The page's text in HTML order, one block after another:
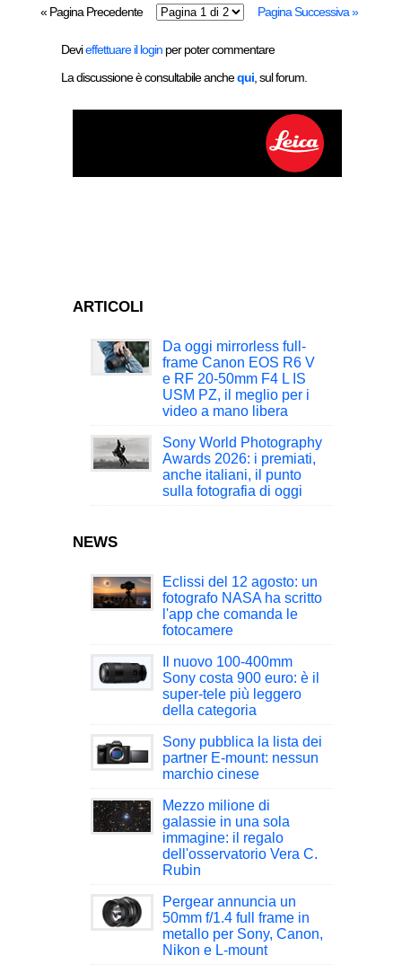
« Pagina Precedente Pagina Successiva »
Devieffettuare il login per poter commentare
La discussione è consultabile anchequi , sul forum.
ARTICOLI
Da oggi mirrorless full-
frame Canon EOS R6 V
e RF 20-50mm F4 L IS
USM PZ, il meglio per i
video a mano libera
Sony World Photography
Awards 2026: i premiati,
anche italiani, il punto
sulla fotografia di oggi
NEWS
Eclissi del 12 agosto: un
fotografo NASA ha scritto
l'app che comanda le
fotocamere
Il nuovo 100-400mm
Sony costa 900 euro: è il
super-tele più leggero
della categoria
Sony pubblica la lista dei
partner E-mount: nessun
marchio cinese
Mezzo milione di
galassie in una sola
immagine: il regalo
dell'osservatorio Vera C.
Rubin
Pergear annuncia un
50mm f/1.4 full frame in
metallo per Sony, Canon,
Nikon e L-mount